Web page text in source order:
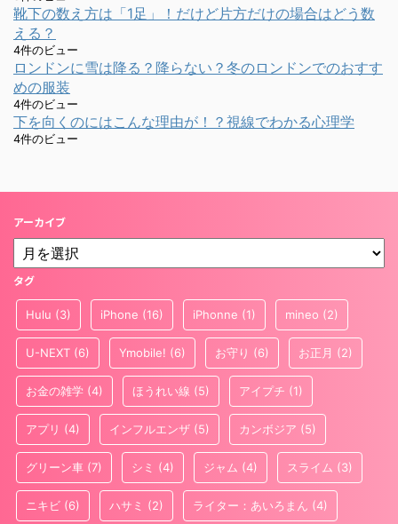
靴下の数え方は「1足」！だけど片方だけの場合はどう数
える？
4件のビュー
ロンドンに雪は降る？降らない？冬のロンドンでのおすす
めの服装
4件のビュー
下を向くのにはこんな理由が！？視線でわかる心理学
4件のビュー
アーカイブ
タグ
Hulu (3) iPhone (16) iPhonne (1) mineo (2)
U-NEXT (6) Ymobile! (6) お守り (6) お正月 (2)
お金の雑学 (4) ほうれい線 (5) アイプチ (1)
アプリ (4) インフルエンザ (5) カンボジア (5)
グリーン車 (7) シミ (4) ジャム (4) スライム (3)
ニキビ (6) ハサミ (2) ライター：あいろまん (4)